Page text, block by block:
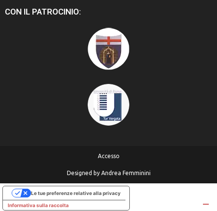
CON IL PATROCINIO:
Accesso
Designed by Andrea Femminini
Informativa sulla raccolta
Le tue preferenze relative alla privacy